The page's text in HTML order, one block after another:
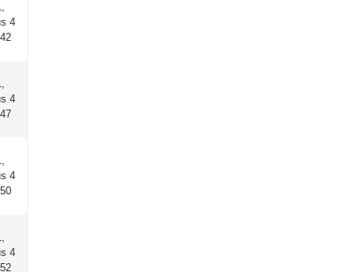
4
4
4
4